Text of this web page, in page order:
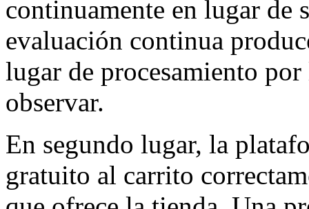
continuamente en lugar de
evaluación continua
lugar de procesamiento
observar.
En segundo lugar, la
gratuito al carrito